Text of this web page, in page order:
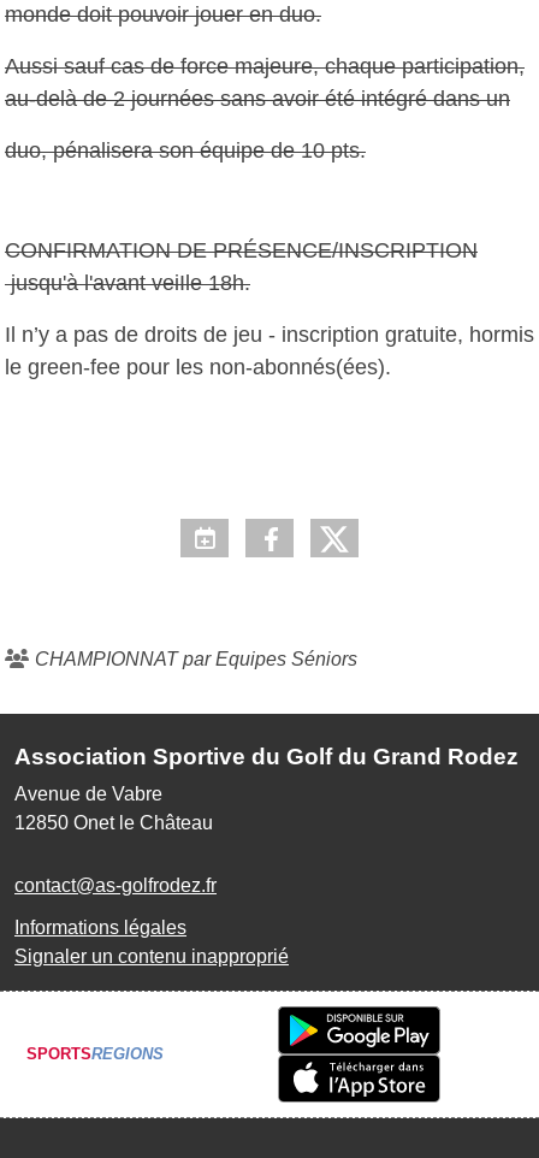
monde doit pouvoir jouer en duo.
Aussi sauf cas de force majeure, chaque participation,
au-delà de 2 journées sans avoir été intégré dans un
duo, pénalisera son équipe de 10 pts.
CONFIRMATION DE PRÉSENCE/INSCRIPTION
jusqu'à l'avant veiIle 18h.
Il n’y a pas de droits de jeu - inscription gratuite, hormis
le green-fee pour les non-abonnés(ées).
CHAMPIONNAT par Equipes Séniors
Association Sportive du Golf du Grand Rodez
Avenue de Vabre
12850 Onet le Château
contact@as-golfrodez.fr
Informations légales
Signaler un contenu inapproprié
SPORTSREGIONS